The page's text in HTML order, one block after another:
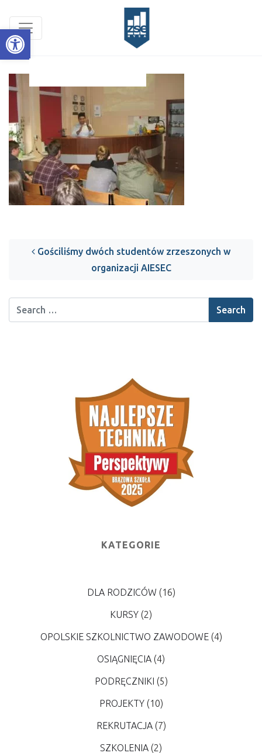
Open toolbar
Gościliśmy dwóch studentów zrzeszonych w
organizacji AIESEC
KATEGORIE
DLA RODZICÓW (16)
KURSY (2)
OPOLSKIE SZKOLNICTWO ZAWODOWE(4)
OSIĄGNIĘCIA (4)
PODRĘCZNIKI (5)
PROJEKTY(10)
REKRUTACJA(7)
SZKOLENIA (2)